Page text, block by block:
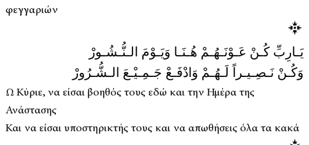
φεγγαριών
يَـارِبِّ كُـنْ عَـوْنَـهُـمْ هُـنَـا وَيَـوْمَ الـنُّـشُـورْ
وَكُـنْ نَـصِـيـراً لَـهُـمْ وَادْفَـعْ جَـمِـيْـعَ الـشُّـرُورْ
Ω Κύριε, να είσαι βοηθός τους εδώ και την Ημέρα της
Ανάστασης
Και να είσαι υποστηρικτής τους και να απωθήσεις όλα τα κακά